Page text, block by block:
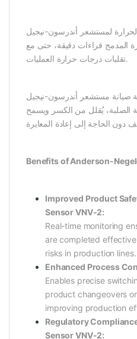
المدمج قراءات دقيقة، حتى مع
تقلبات درجات حرارة العمليات.
الصلبة، يُقلل من الكسر ويسمح
Benefits of Anderson-
Improved Product
Sensor VNV-2:
Real-time monitoring
are completed
risks in production lines.
Enhanced Process
Enables precise
product changeovers
improving production
Regulatory
Sensor VNV-2: